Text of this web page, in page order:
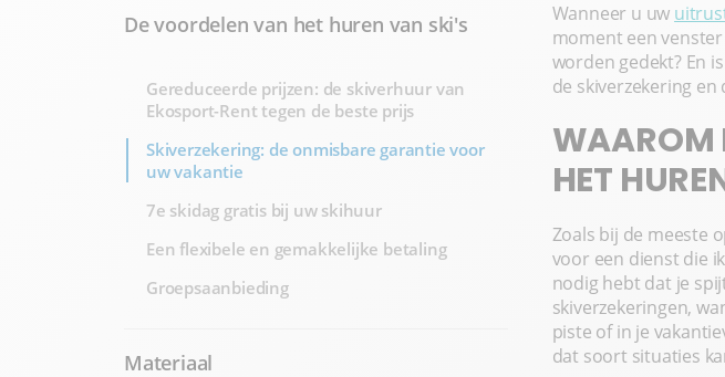
De voordelen van het huren van ski's
Gereduceerde prijzen: de skiverhuur van
Ekosport-Rent tegen de beste prijs
Skiverzekering: de onmisbare garantie voor
uw vakantie
7e skidag gratis bij uw skihuur
Een flexibele en gemakkelijke betaling
Groepsaanbieding
Materiaal
Wanneer u uw
moment een
worden gedekt? En
de skiverzekering
WAAROM
HET
Zoals bij de meeste
voor een dienst die
nodig hebt dat je
skiverzekeringen,
piste of in je
dat soort situaties